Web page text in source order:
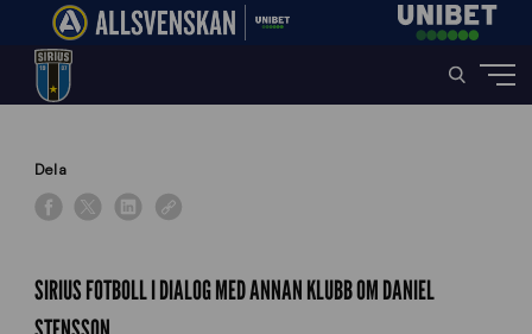
Home»
Dela
SIRIUS FOTBOLL I DIALOG MED ANNAN KLUBB OM DANIEL